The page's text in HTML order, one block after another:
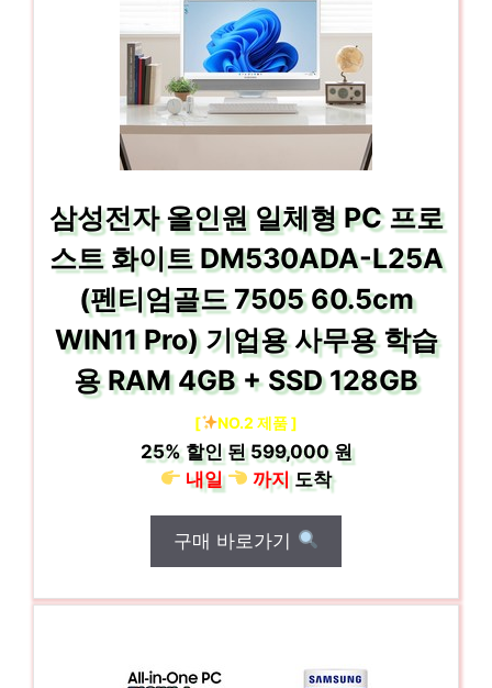
삼성전자 올인원 일체형 PC 프로
스트 화이트 DM530ADA-L25A
(펜티엄골드 7505 60.5cm
WIN11 Pro) 기업용 사무용 학습
용 RAM 4GB + SSD 128GB
[ NO.2 제품 ]
25%할인 된599,000 원
내일
까지도착
구매 바로가기